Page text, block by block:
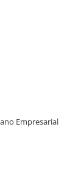
Empresarial